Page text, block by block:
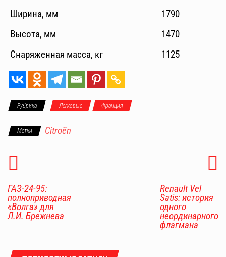
Ширина, мм
1790
Высота, мм
1470
Снаряженная масса, кг
1125
Рубрика Легковые Франция
Метки Citroën
ГАЗ-24-95:
полноприводная
«Волга» для
Л.И. Брежнева
Renault Vel
Satis: история
одного
неординарного
флагмана